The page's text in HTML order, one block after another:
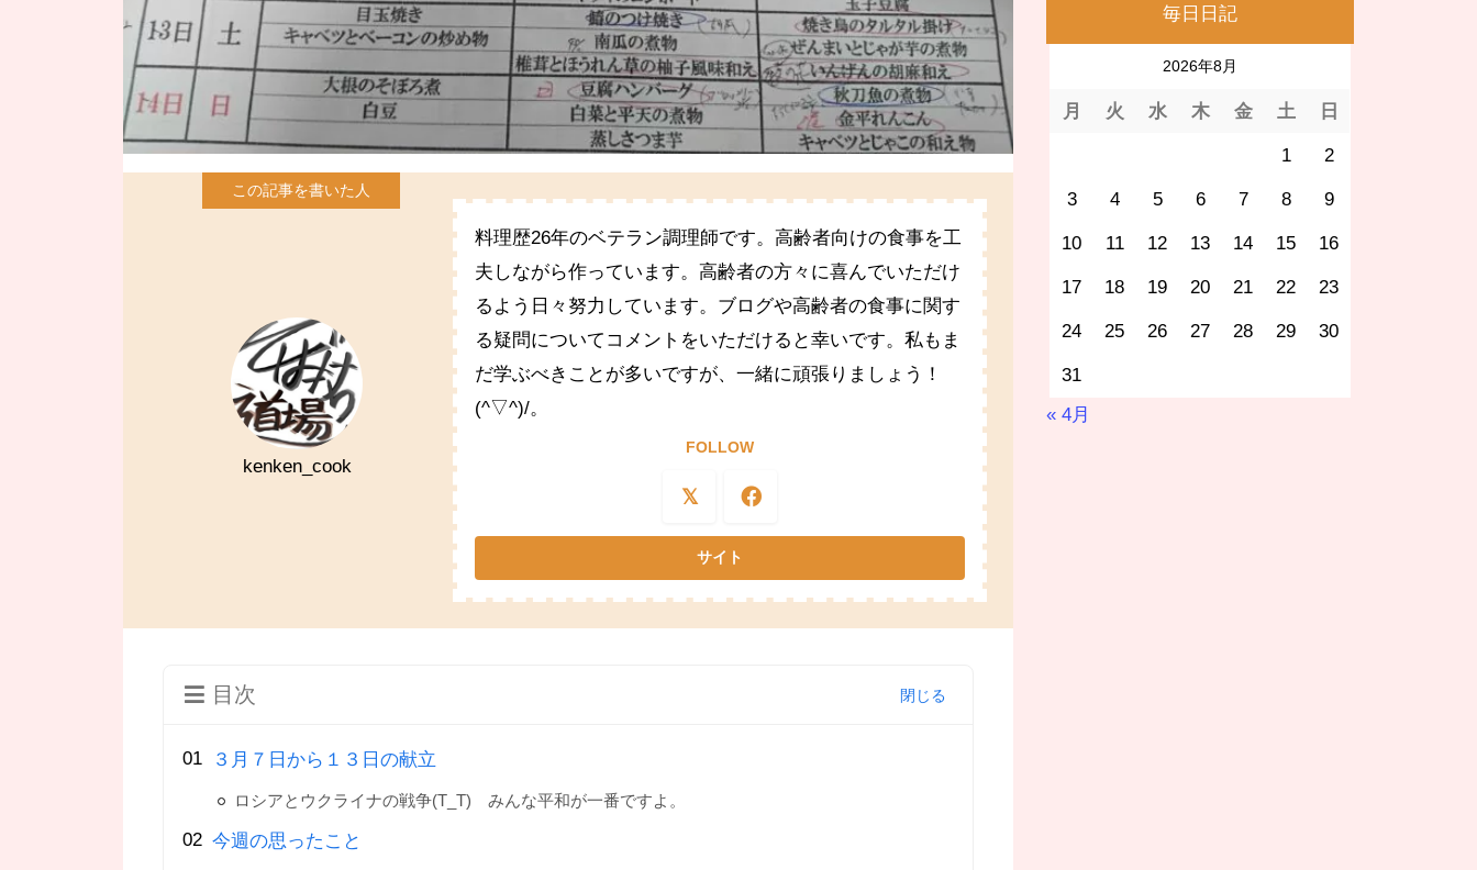
kenken_cook
料理歴26年のベテラン調理師です。高齢者向けの食事を工
夫しながら作っています。高齢者の方々に喜んでいただけ
るよう日々努力しています。ブログや高齢者の食事に関す
る疑問についてコメントをいただけると幸いです。私もま
だ学ぶべきことが多いですが、一緒に頑張りましょう！
(^▽^)/。
FOLLOW
目次
３月７日から１３日の献立
ロシアとウクライナの戦争(T_T) みんな平和が一番ですよ。
今週の思ったこと
毎日日記
2026年8月
月 火 水 木 金 土 日
1 2
3 4 5 6 7 8 9
10 11 12 13 14 15 16
17 18 19 20 21 22 23
24 25 26 27 28 29 30
31
« 4月